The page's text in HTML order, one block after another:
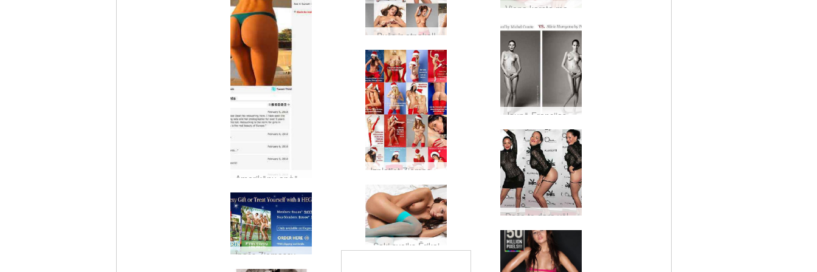
Bušs ir atpakaļ!
Jaunā Francijas pirmā lēdija
Izplatiet Ziemassvētku prieku
Daša to dara vēlreiz!
Saki sveiks Ērikai
Īpašs Ziemassvētku piedāvājums